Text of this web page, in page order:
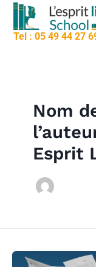
principal
Aller
contenu
Tel : 05 49 44 27
Nom
Esprit